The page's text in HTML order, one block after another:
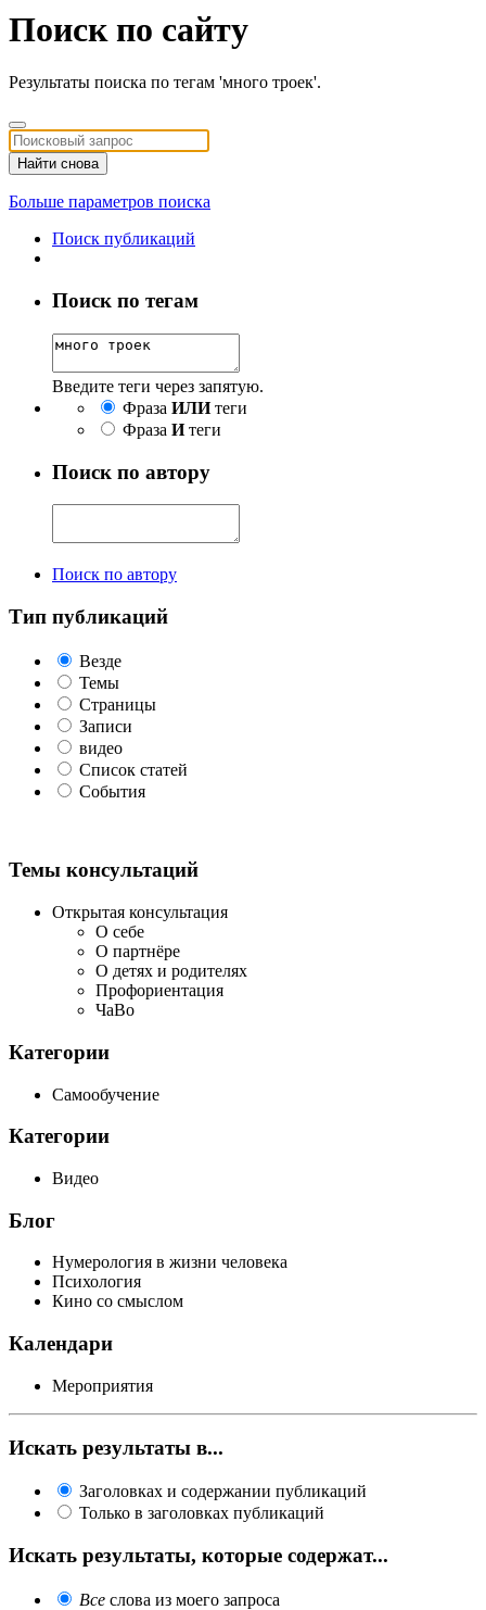
Поиск по сайту
Результаты поиска по тегам 'много троек'.
Найти снова
Больше параметров поиска
Поиск публикаций
Поиск по тегам
Введите теги через запятую.
Фраза ИЛИтеги
Фраза Итеги
Поиск по автору
Поиск по автору
Тип публикаций
Везде
Темы
Страницы
Записи
видео
Список статей
События
Темы консультаций
Открытая консультация
О себе
О партнёре
О детях и родителях
Профориентация
ЧаВо
Категории
Самообучение
Категории
Видео
Блог
Нумерология в жизни человека
Психология
Кино со смыслом
Календари
Мероприятия
Искать результаты в...
Заголовках и содержании публикаций
Только в заголовках публикаций
Искать результаты, которые содержат...
Все слова из моего запроса